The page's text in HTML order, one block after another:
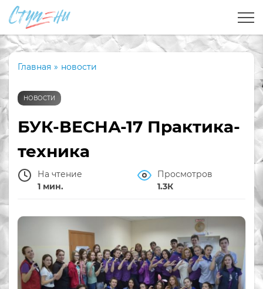
Главная » новости
НОВОСТИ
БУК-ВЕСНА-17 Практика-
техника
На чтение
1 мин.
Просмотров
1.3К